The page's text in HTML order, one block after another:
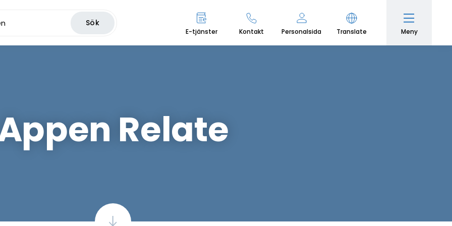
Sök
E-tjänster Kontakt Personalsida Translate Meny
Relate